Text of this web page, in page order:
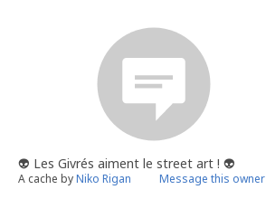
👽 Les Givrés aiment le street art ! 👽
A cache byNiko Rigan Message this owner